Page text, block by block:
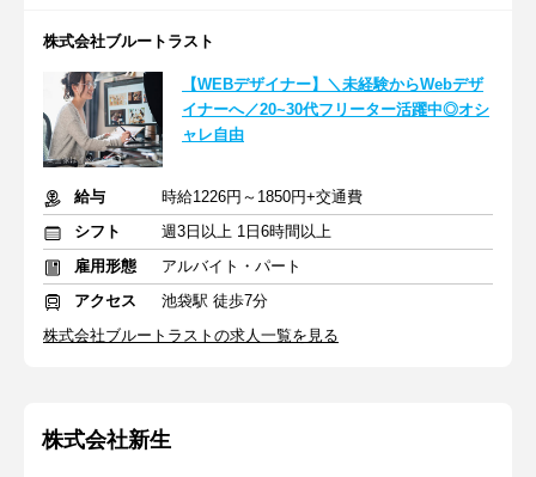
株式会社ブルートラスト
【WEBデザイナー】＼未経験からWebデザ
イナーへ／20~30代フリーター活躍中◎オシ
ャレ自由
給与
時給1226円～1850円+交通費
シフト
週3日以上 1日6時間以上
雇用形態
アルバイト・パート
アクセス
池袋駅 徒歩7分
株式会社ブルートラストの求人一覧を見る
株式会社新生